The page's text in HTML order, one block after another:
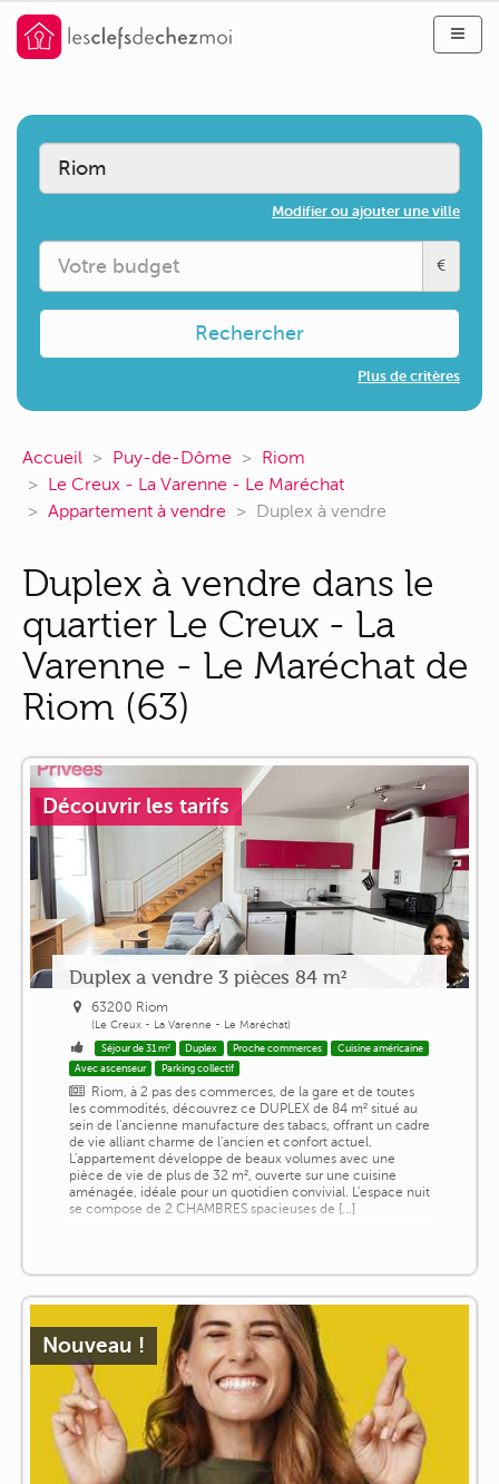
Modifier ou ajouter une ville
€
Rechercher
Plus de critères
Accueil Puy-de-Dôme
Riom
Le Creux - La Varenne - Le Maréchat
Appartement à vendre
Duplex à vendre
Duplex à vendre dans le
quartier Le Creux - La
Varenne - Le Maréchat de
Riom (63)
Découvrir les tarifs
Duplex a vendre 3 pièces 84 m²
63200 Riom
(Le Creux - La Varenne - Le Maréchat)
Séjour de 31 m² Duplex Proche commerces
Cuisine américaine
Avec ascenseur
Parking collectif
Riom, à 2 pas des commerces, de la gare et de toutes
les commodités, découvrez ce DUPLEX de 84 m² situé au
sein de l'ancienne manufacture des tabacs, offrant un cadre
de vie alliant charme de l'ancien et confort actuel.
L'appartement développe de beaux volumes avec une
pièce de vie de plus de 32 m², ouverte sur une cuisine
aménagée, idéale pour un quotidien convivial. L'espace nuit
se compose de 2 CHAMBRES spacieuses de [...]
Nouveau !